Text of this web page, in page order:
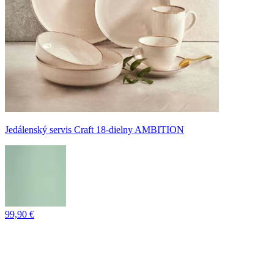
Jedálenský servis Craft 18-dielny AMBITION
99,90 €